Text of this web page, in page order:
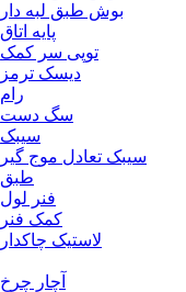
بوش طبق لبه دار
پایه اتاق
توپی سر کمک
دیسک ترمز
رام
سگ دست
سیبک
سیبک تعادل موج گیر
طبق
فنر لول
کمک فنر
لاستیک چاکدار
آچار چرخ